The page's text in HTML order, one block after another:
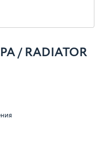
/ RADIATOR